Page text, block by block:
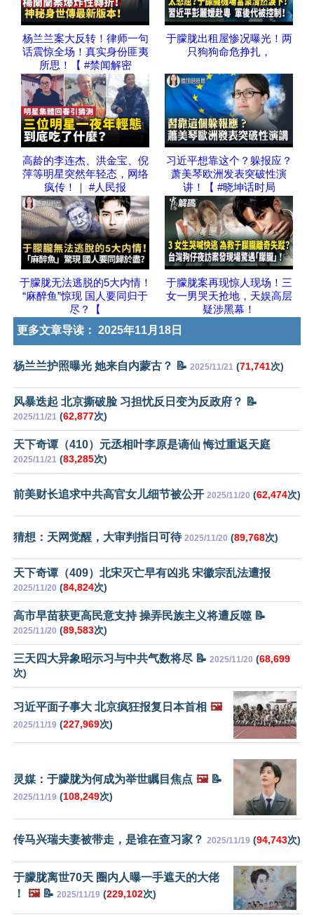
杨兰兰案大反转！律师一句
话震惊全场！真实身份匪夷
所思！【 #禁闻解密
于朦胧出租屋惨况曝光！两
只狗狗命危挣扎，
高龄的李连杰、洪金宝、倪
萍等明星突然年轻态，网络
疯传！｜ #人民报
习近平想靠这个？躲报应？
萧美琴欧洲发表突破性演
讲！【 #晓坤话时局
于朦胧无法逃脱的5大内情！
“麻醉鱼”惊现 国人要同归于
尽？【
于朦胧案再现惊人现场！三
女一男哭天抢地，天娱高层
疑涉黑幕！
更多文章导读： 2025年11月18日
杨兰兰护照曝光 她来自内蒙古？ 📝 2025/11/21 (71,741次)
风暴迭起 北京撕破脸 习担忧反日变为反政府？ 📝
2025/11/21 (62,877次)
天下奇谭（410）元丞相叶李原是谪仙 悔过重返天庭
2025/11/21 (83,285次)
前美财长追求中共高官女儿细节被公开 2025/11/20 (62,474次)
猜想：天网觉醒，大审判指日可待 2025/11/20 (89,768次)
天下奇谭（409）北宋灭亡早有凶兆 宋徽宗乱法遭报
2025/11/20 (84,824次)
高市早苗获更高民意支持 操弄民族主义将遭反噬 📝
2025/11/20 (89,583次)
三天四大异象昭示习与中共气数将尽 📝 2025/11/20 (68,699
次)
习近平面子事大 北京疯狂报复日本首相 🖼️
2025/11/19 (227,969次)
灵媒：于朦胧为何成为举世瞩目焦点 🖼️📝
2025/11/19 (108,249次)
传马兴瑞夫妻被带走，是谁在查习家？ 2025/11/19 (94,743次)
于朦胧离世70天 圈内人曝一手遮天的大佬
！
🖼️📝 2025/11/19 (229,102次)